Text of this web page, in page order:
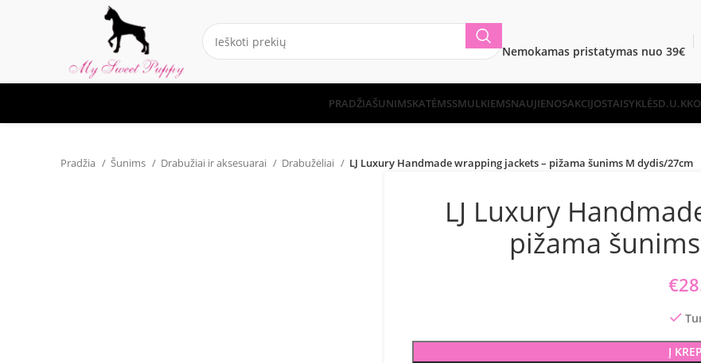
Nemokamas pristatymas nuo 39€
PRADŽIAŠUNIMSKATĖMSSMULKIEMSNAUJIENOSAKCIJOSTAISYKLĖSD.U.K
Pradžia Šunims Drabužiai ir aksesuarai Drabužėliai LJ Luxury Handmade wrapping jackets – pižama šunims M dydis/27cm
LJ Luxury
pižama
€
Į